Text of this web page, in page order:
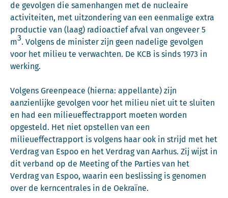
de gevolgen die samenhangen met de nucleaire
activiteiten, met uitzondering van een eenmalige extra
productie van (laag) radioactief afval van ongeveer 5
m3. Volgens de minister zijn geen nadelige gevolgen
voor het milieu te verwachten. De KCB is sinds 1973 in
werking.
Volgens Greenpeace (hierna: appellante) zijn
aanzienlijke gevolgen voor het milieu niet uit te sluiten
en had een milieueffectrapport moeten worden
opgesteld. Het niet opstellen van een
milieueffectrapport is volgens haar ook in strijd met het
Verdrag van Espoo en het Verdrag van Aarhus. Zij wijst in
dit verband op de Meeting of the Parties van het
Verdrag van Espoo, waarin een beslissing is genomen
over de kerncentrales in de Oekraïne.